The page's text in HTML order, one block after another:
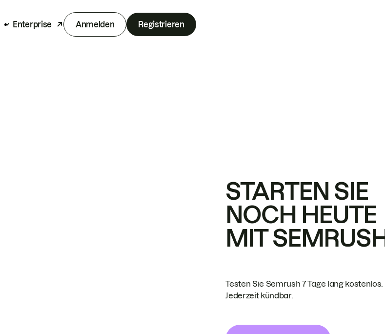
Enterprise Anmelden Registrieren
STARTEN SIE
NOCH HEUTE
MIT
Testen Sie Semrush 7 Tage lang kostenlos.
Jederzeit kündbar.